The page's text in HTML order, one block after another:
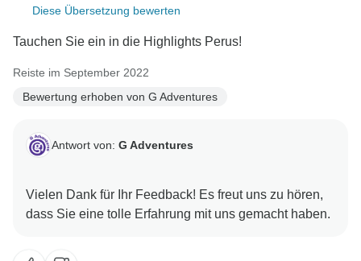
Diese Übersetzung bewerten
Tauchen Sie ein in die Highlights Perus!
Reiste im September 2022
Bewertung erhoben von G Adventures
Antwort von: G Adventures
Vielen Dank für Ihr Feedback! Es freut uns zu hören,